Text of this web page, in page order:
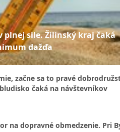
plnej sile. Žilinský kraj čaká
dažďa
začne sa to pravé
čaká na návštevníkov
na dopravné obmedzenie. Pri